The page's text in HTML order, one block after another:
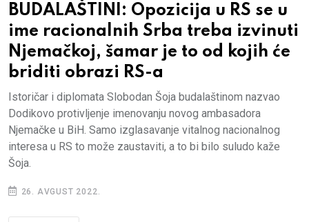
BUDALAŠTINI: Opozicija u RS se u
ime racionalnih Srba treba izvinuti
Njemačkoj, šamar je to od kojih će
briditi obrazi RS-a
Istoričar i diplomata Slobodan Šoja budalaštinom nazvao
Dodikovo protivljenje imenovanju novog ambasadora
Njemačke u BiH. Samo izglasavanje vitalnog nacionalnog
interesa u RS to može zaustaviti, a to bi bilo suludo kaže
Šoja.
26. AVGUST 2022.